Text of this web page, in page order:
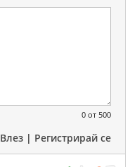
0 от 500
Влез | Регистрирай се